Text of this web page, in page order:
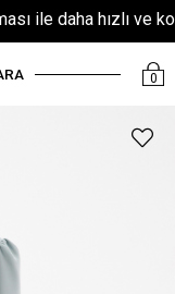
ile daha hızlı ve
0